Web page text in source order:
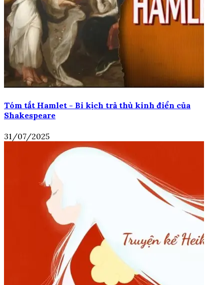
Tóm tắt Hamlet - Bi kịch trả thù kinh điển của
Shakespeare
31/07/2025